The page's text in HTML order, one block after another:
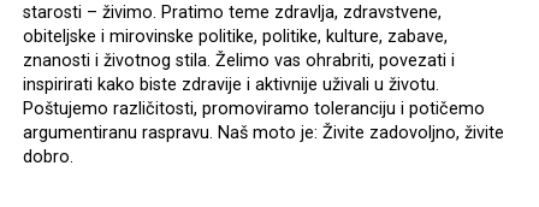
starosti – živimo. Pratimo teme zdravlja, zdravstvene,
obiteljske i mirovinske politike, politike, kulture, zabave,
znanosti i životnog stila. Želimo vas ohrabriti, povezati i
inspirirati kako biste zdravije i aktivnije uživali u životu.
Poštujemo različitosti, promoviramo toleranciju i potičemo
argumentiranu raspravu. Naš moto je: Živite zadovoljno, živite
dobro.